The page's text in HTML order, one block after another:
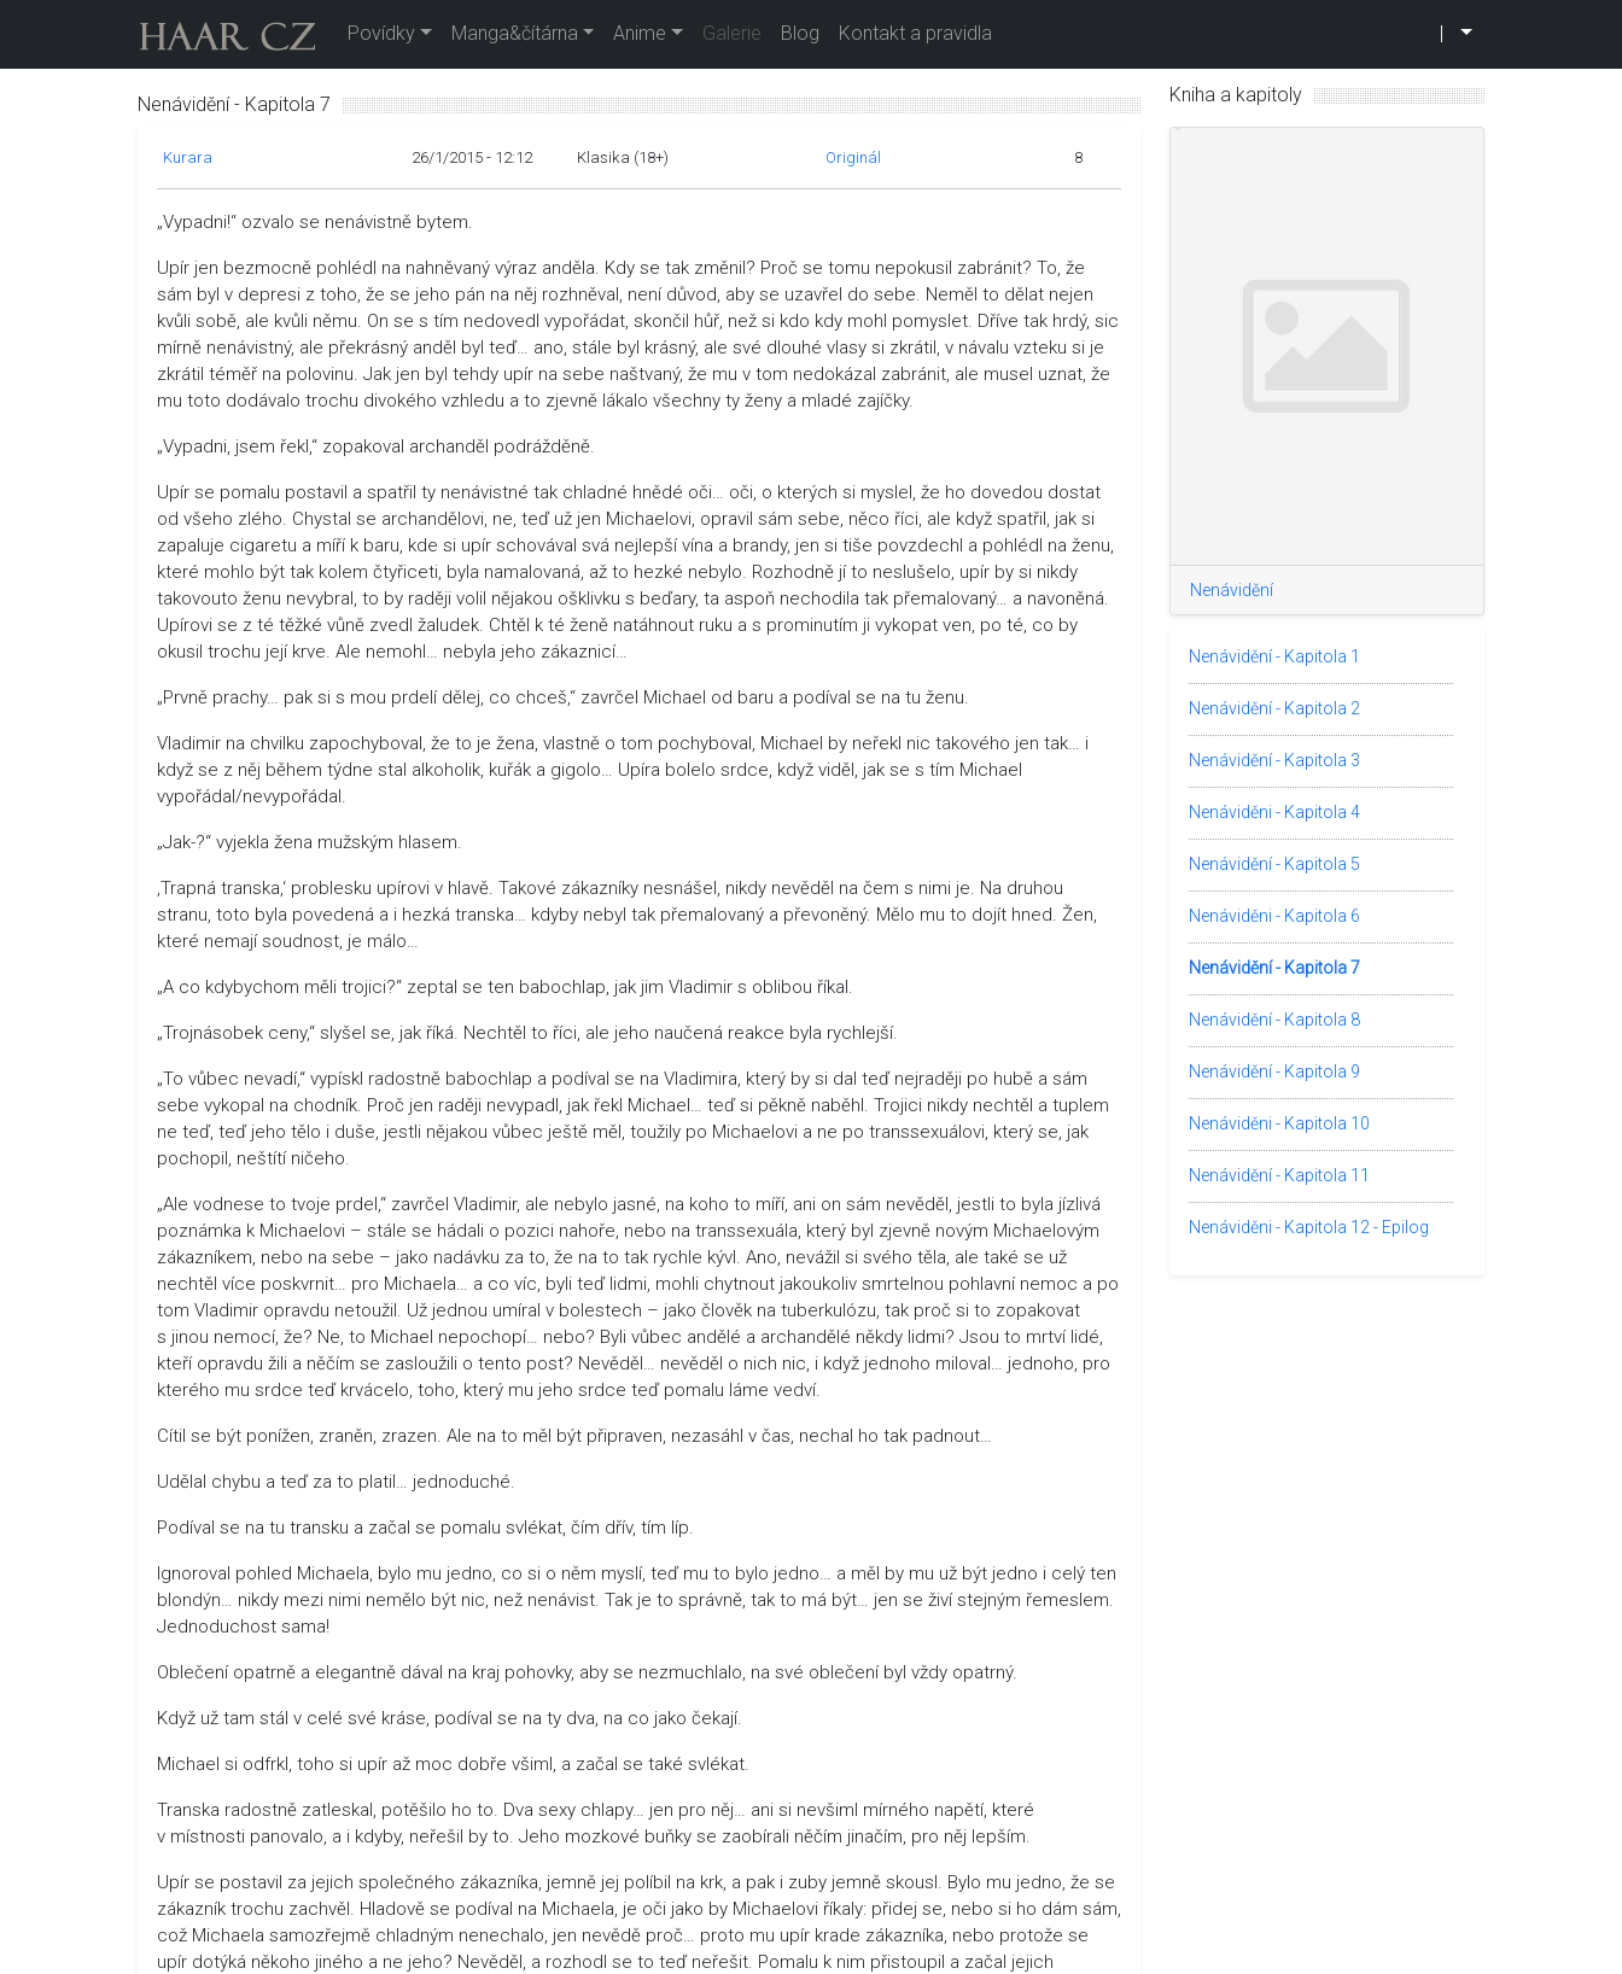
Povídky Manga&čítárna Anime Galerie Blog Kontakt a pravidla
Nenávidění - Kapitola 7
Kurara 26/1/2015 - 12:12 Klasika (18+) Originál 8
„Vypadni!“ ozvalo se nenávistně bytem.
Upír jen bezmocně pohlédl na nahněvaný výraz anděla. Kdy se tak změnil? Proč se tomu nepokusil zabránit? To, že
sám byl v depresi z toho, že se jeho pán na něj rozhněval, není důvod, aby se uzavřel do sebe. Neměl to dělat nejen
kvůli sobě, ale kvůli němu. On se s tím nedovedl vypořádat, skončil hůř, než si kdo kdy mohl pomyslet. Dříve tak hrdý, sic
mírně nenávistný, ale překrásný anděl byl teď… ano, stále byl krásný, ale své dlouhé vlasy si zkrátil, v návalu vzteku si je
zkrátil téměř na polovinu. Jak jen byl tehdy upír na sebe naštvaný, že mu v tom nedokázal zabránit, ale musel uznat, že
mu toto dodávalo trochu divokého vzhledu a to zjevně lákalo všechny ty ženy a mladé zajíčky.
„Vypadni, jsem řekl,“ zopakoval archanděl podrážděně.
Upír se pomalu postavil a spatřil ty nenávistné tak chladné hnědé oči… oči, o kterých si myslel, že ho dovedou dostat
od všeho zlého. Chystal se archandělovi, ne, teď už jen Michaelovi, opravil sám sebe, něco říci, ale když spatřil, jak si
zapaluje cigaretu a míří k baru, kde si upír schovával svá nejlepší vína a brandy, jen si tiše povzdechl a pohlédl na ženu,
které mohlo být tak kolem čtyřiceti, byla namalovaná, až to hezké nebylo. Rozhodně jí to neslušelo, upír by si nikdy
takovouto ženu nevybral, to by raději volil nějakou ošklivku s beďary, ta aspoň nechodila tak přemalovaný… a navoněná.
Upírovi se z té těžké vůně zvedl žaludek. Chtěl k té ženě natáhnout ruku a s prominutím ji vykopat ven, po té, co by
okusil trochu její krve. Ale nemohl… nebyla jeho zákaznicí…
„Prvně prachy… pak si s mou prdelí dělej, co chceš,“ zavrčel Michael od baru a podíval se na tu ženu.
Vladimir na chvilku zapochyboval, že to je žena, vlastně o tom pochyboval, Michael by neřekl nic takového jen tak… i
když se z něj během týdne stal alkoholik, kuřák a gigolo… Upíra bolelo srdce, když viděl, jak se s tím Michael
vypořádal/nevypořádal.
„Jak-?“ vyjekla žena mužským hlasem.
‚Trapná transka,‘ problesku upírovi v hlavě. Takové zákazníky nesnášel, nikdy nevěděl na čem s nimi je. Na druhou
stranu, toto byla povedená a i hezká transka… kdyby nebyl tak přemalovaný a převoněný. Mělo mu to dojít hned. Žen,
které nemají soudnost, je málo…
„A co kdybychom měli trojici?“ zeptal se ten babochlap, jak jim Vladimir s oblibou říkal.
„Trojnásobek ceny,“ slyšel se, jak říká. Nechtěl to říci, ale jeho naučená reakce byla rychlejší.
„To vůbec nevadí,“ vypískl radostně babochlap a podíval se na Vladimira, který by si dal teď nejraději po hubě a sám
sebe vykopal na chodník. Proč jen raději nevypadl, jak řekl Michael… teď si pěkně naběhl. Trojici nikdy nechtěl a tuplem
ne teď, teď jeho tělo i duše, jestli nějakou vůbec ještě měl, toužily po Michaelovi a ne po transsexuálovi, který se, jak
pochopil, neštítí ničeho.
„Ale vodnese to tvoje prdel,“ zavrčel Vladimir, ale nebylo jasné, na koho to míří, ani on sám nevěděl, jestli to byla jízlivá
poznámka k Michaelovi – stále se hádali o pozici nahoře, nebo na transsexuála, který byl zjevně novým Michaelovým
zákazníkem, nebo na sebe – jako nadávku za to, že na to tak rychle kývl. Ano, nevážil si svého těla, ale také se už
nechtěl více poskvrnit… pro Michaela… a co víc, byli teď lidmi, mohli chytnout jakoukoliv smrtelnou pohlavní nemoc a po
tom Vladimir opravdu netoužil. Už jednou umíral v bolestech – jako člověk na tuberkulózu, tak proč si to zopakovat
s jinou nemocí, že? Ne, to Michael nepochopí… nebo? Byli vůbec andělé a archandělé někdy lidmi? Jsou to mrtví lidé,
kteří opravdu žili a něčím se zasloužili o tento post? Nevěděl… nevěděl o nich nic, i když jednoho miloval… jednoho, pro
kterého mu srdce teď krvácelo, toho, který mu jeho srdce teď pomalu láme vedví.
Cítil se být ponížen, zraněn, zrazen. Ale na to měl být připraven, nezasáhl v čas, nechal ho tak padnout…
Udělal chybu a teď za to platil… jednoduché.
Podíval se na tu transku a začal se pomalu svlékat, čím dřív, tím líp.
Ignoroval pohled Michaela, bylo mu jedno, co si o něm myslí, teď mu to bylo jedno… a měl by mu už být jedno i celý ten
blondýn… nikdy mezi nimi nemělo být nic, než nenávist. Tak je to správně, tak to má být… jen se živí stejným řemeslem.
Jednoduchost sama!
Oblečení opatrně a elegantně dával na kraj pohovky, aby se nezmuchlalo, na své oblečení byl vždy opatrný.
Když už tam stál v celé své kráse, podíval se na ty dva, na co jako čekají.
Michael si odfrkl, toho si upír až moc dobře všiml, a začal se také svlékat.
Transka radostně zatleskal, potěšilo ho to. Dva sexy chlapy… jen pro něj… ani si nevšiml mírného napětí, které
v místnosti panovalo, a i kdyby, neřešil by to. Jeho mozkové buňky se zaobírali něčím jinačím, pro něj lepším.
Upír se postavil za jejich společného zákazníka, jemně jej políbil na krk, a pak i zuby jemně skousl. Bylo mu jedno, že se
zákazník trochu zachvěl. Hladově se podíval na Michaela, je oči jako by Michaelovi říkaly: přidej se, nebo si ho dám sám,
což Michaela samozřejmě chladným nenechalo, jen nevědě proč… proto mu upír krade zákazníka, nebo protože se
upír dotýká někoho jiného a ne jeho? Nevěděl, a rozhodl se to teď neřešit. Pomalu k nim přistoupil a začal jejich
Kniha a kapitoly
Nenávidění
Nenávidění - Kapitola 1
Nenávidění - Kapitola 2
Nenávidění - Kapitola 3
Nenáviděni - Kapitola 4
Nenávidění - Kapitola 5
Nenáviděni - Kapitola 6
Nenávidění - Kapitola 7
Nenávidění - Kapitola 8
Nenávidění - Kapitola 9
Nenáviděni - Kapitola 10
Nenávidění - Kapitola 11
Nenáviděni - Kapitola 12 - Epilog